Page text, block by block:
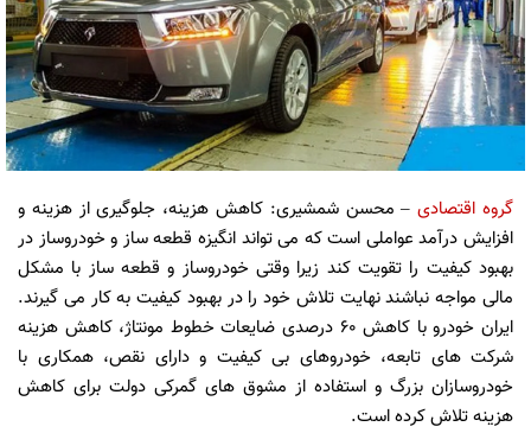
گروه اقتصادی– محسن شمشیری: کاهش هزینه، جلوگیری از هزینه و
افزایش درآمد عواملی است که می تواند انگیزه قطعه ساز و خودروساز در
بهبود کیفیت را تقویت کند زیرا وقتی خودروساز و قطعه ساز با مشکل
مالی مواجه نباشند نهایت تلاش خود را در بهبود کیفیت به کار می گیرند.
ایران خودرو با کاهش ۶۰ درصدی ضایعات خطوط مونتاژ، کاهش هزینه
شرکت های تابعه، خودروهای بی کیفیت و دارای نقص، همکاری با
خودروسازان بزرگ و استفاده از مشوق های گمرکی دولت برای کاهش
هزینه تلاش کرده است.